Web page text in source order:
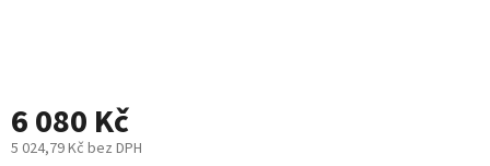
poukazy
Kontakty
6 080 Kč
5 024,79 Kč bez DPH